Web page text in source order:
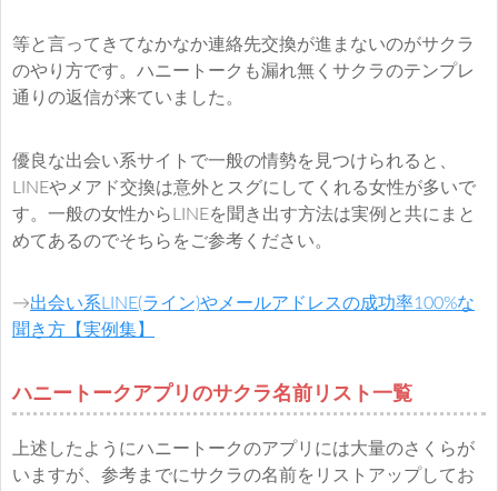
等と言ってきてなかなか連絡先交換が進まないのがサクラ
のやり方です。ハニートークも漏れ無くサクラのテンプレ
通りの返信が来ていました。
優良な出会い系サイトで一般の情勢を見つけられると、
LINEやメアド交換は意外とスグにしてくれる女性が多いで
す。一般の女性からLINEを聞き出す方法は実例と共にまと
めてあるのでそちらをご参考ください。
→出会い系LINE(ライン)やメールアドレスの成功率100%な
聞き方【実例集】
ハニートークアプリのサクラ名前リスト一覧
上述したようにハニートークのアプリには大量のさくらが
いますが、参考までにサクラの名前をリストアップしてお